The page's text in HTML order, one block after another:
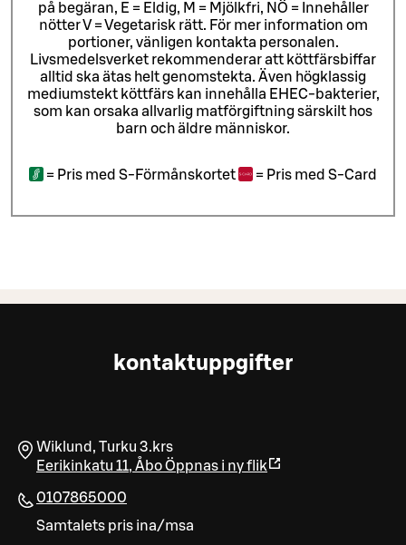
på begäran, E = Eldig, M = Mjölkfri, NÖ = Innehåller
nötter V = Vegetarisk rätt. För mer information om
portioner, vänligen kontakta personalen.
Livsmedelsverket rekommenderar att köttfärsbiffar
alltid ska ätas helt genomstekta. Även högklassig
mediumstekt köttfärs kan innehålla EHEC-bakterier,
som kan orsaka allvarlig matförgiftning särskilt hos
barn och äldre människor.
= Pris med S-Förmånskortet = Pris med S-Card
kontaktuppgifter
Wiklund, Turku 3.krs
Eerikinkatu 11, ÅboÖppnas i ny flik
0107865000
Samtalets pris ina/msa